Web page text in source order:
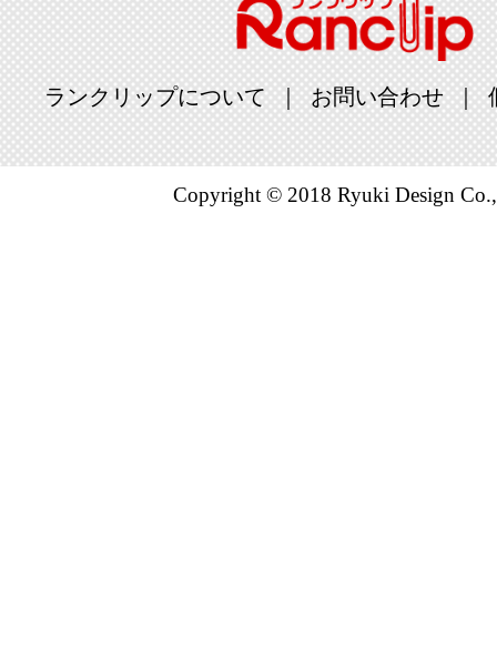
ランクリップについて お問い合わせ
Copyright © 2018 Ryuki Design